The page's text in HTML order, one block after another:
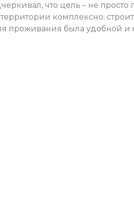
что цель – не просто
комплексно:
проживания была удобной и